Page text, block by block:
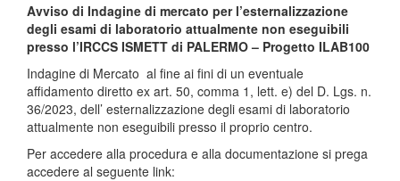
Avviso di Indagine di mercato per l’esternalizzazione
degli esami di laboratorio attualmente non eseguibili
presso l’IRCCS ISMETT di PALERMO – Progetto ILAB100
Indagine di Mercato al fine ai fini di un eventuale
affidamento diretto ex art. 50, comma 1, lett. e) del D. Lgs. n.
36/2023, dell’ esternalizzazione degli esami di laboratorio
attualmente non eseguibili presso il proprio centro.
Per accedere alla procedura e alla documentazione si prega
accedere al seguente link: